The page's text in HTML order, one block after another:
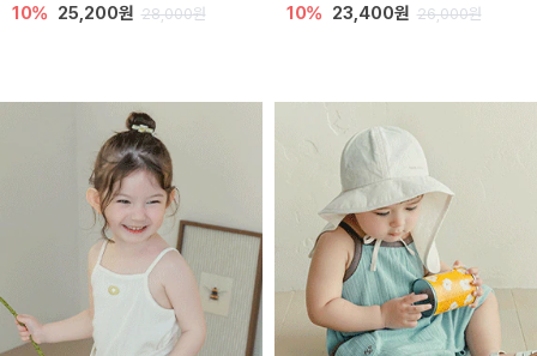
10% 25,200원 28,000원 10% 23,400원 26,000원